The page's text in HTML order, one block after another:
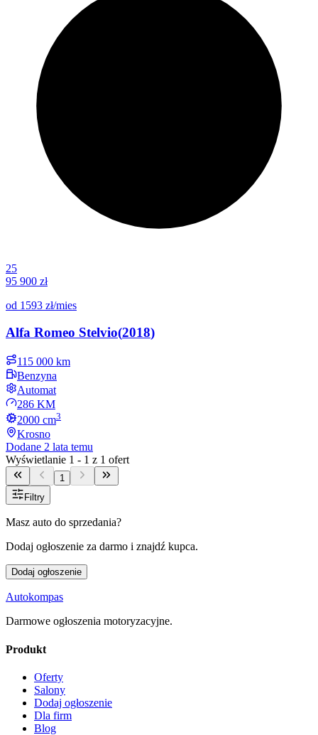
25
95 900 zł
od 1593 zł/mies
Alfa Romeo Stelvio(2018)
115 000 km
Benzyna
Automat
286 KM
2000 cm3
Krosno
Dodane 2 lata temu
Wyświetlanie 1 - 1 z 1 ofert
1
Filtry
Masz auto do sprzedania?
Dodaj ogłoszenie za darmo i znajdź kupca.
Dodaj ogłoszenie
Autokompas
Darmowe ogłoszenia motoryzacyjne.
Produkt
Oferty
Salony
Dodaj ogłoszenie
Dla firm
Blog